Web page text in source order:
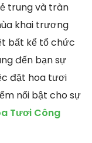
trung và tràn
khai trương
bất kể tổ chức
đến bạn sự
đặt hoa tươi
nổi bật cho sự
Tươi Công